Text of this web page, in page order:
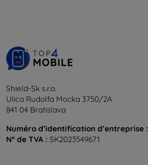
Shield-Sk s.r.o.
Ulica Rudolfa Mocka 3750/2A
841 04 Bratislava
Numéro d’identification d’entreprise :
N° de TVA : SK2023549671